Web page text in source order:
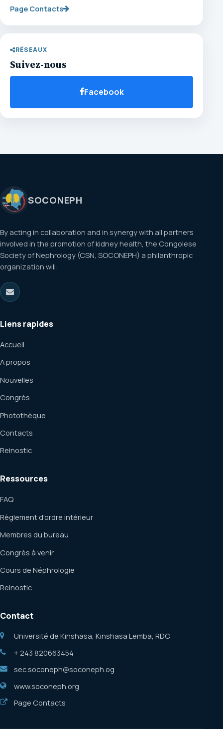
Page Contacts
RÉSEAUX
Suivez-nous
Facebook
SOCONEPH
By acting in collaboration and in synergy with all partners
involved in the promotion of kidney health, the Congolese
Society of Nephrology (CSN, SOCONEPH) a philanthropic
organization will:
Liens rapides
Accueil
A propos
Nouvelles
Congrès
Photothèque
Contacts
Reinostic
Ressources
FAQ
Règlement d'ordre intérieur
Membres du bureau
Congrès à venir
Cours de Néphrologie
Reinostic
Contact
Université de Kinshasa, Kinshasa Lemba, RDC
+ 243 820663454
sec.soconeph@soconeph.og
www.soconeph.org
Page Contacts